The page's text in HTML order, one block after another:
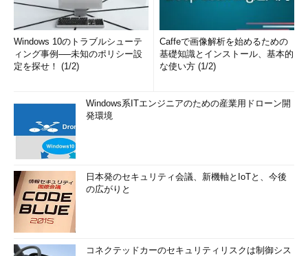
Windows 10のトラブルシューテ
ィング事例──未知のポリシー設
定を探せ！ (1/2)
Caffeで画像解析を始めるための
基礎知識とインストール、基本的
な使い方 (1/2)
Windows系ITエンジニアのための産業用ドローン開
発環境
日本発のセキュリティ会議、新機軸とIoTと、今後
の広がりと
コネクテッドカーのセキュリティリスクは制御シス